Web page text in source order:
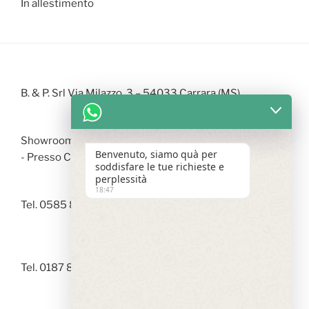
In allestimento
B. & P. Srl Via Milazzo, 3 – 54033 Carrara (MS)
Showroom Via Arzelà - 19037 S. Stefano di Magra (SP)
- Presso Centro Commerciale LA FABBRICA
Tel. 0585 842246 |
Tel. 0187 873536 |
Benvenuto, siamo quà per
soddisfare le tue richieste e
perplessità
18:47